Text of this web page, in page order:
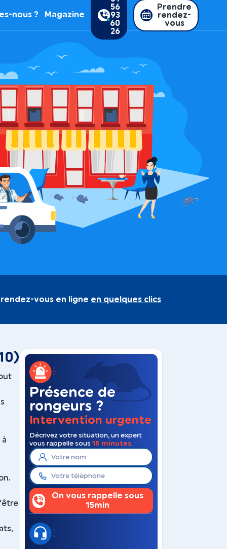
nous ? Magazine
56
93
60
26
Prendre
rendez-
vous
vous en ligne en quelques clics
Présence de
rongeurs ?
Intervention urgente
Décrivez votre situation, un expert
vous rappelle sous 15 minutes.
On vous rappelle sous
15min